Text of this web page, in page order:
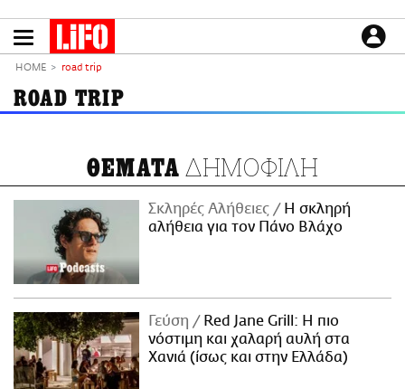
το
LIFO SHOP
NEWSLETTER
ΜΙΚΡΟΠΡΑΓΜΑΤΑ
THE GOOD LIFO
LIFOLAND
ΕΙΔΗΣΕΙΣ
CULTURE
PODCASTS
Plus
HOME road trip
ROAD TRIP
ΘΕΜΑΤΑ ΔΗΜΟΦΙΛΗ
Σκληρές Αλήθειες
H σκληρή
αλήθεια για τον Πάνο Βλάχο
Γεύση
Red Jane Grill: Η πιο
νόστιμη και χαλαρή αυλή στα
Χανιά (ίσως και στην Ελλάδα)